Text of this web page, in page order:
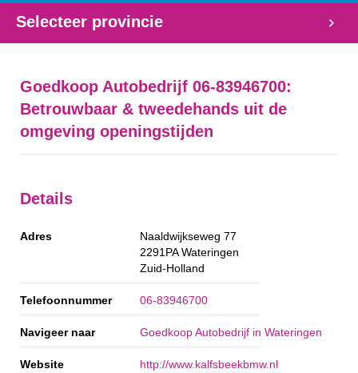
Selecteer provincie
Goedkoop Autobedrijf 06-83946700:
Betrouwbaar & tweedehands uit de
omgeving openingstijden
Details
Adres
Naaldwijkseweg 77
2291PA Wateringen
Zuid-Holland
Telefoonnummer 06-83946700
Navigeer naar Goedkoop Autobedrijf in Wateringen
Website http://www.kalfsbeekbmw.nl